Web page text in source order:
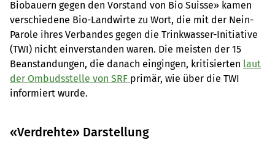
Biobauern gegen den Vorstand von Bio Suisse» kamen
verschiedene Bio-Landwirte zu Wort, die mit der Nein-
Parole ihres Verbandes gegen die Trinkwasser-Initiative
(TWI) nicht einverstanden waren. Die meisten der 15
Beanstandungen, die danach eingingen, kritisierten laut
der Ombudsstelle von SRF primär, wie über die TWI
informiert wurde.
«Verdrehte» Darstellung